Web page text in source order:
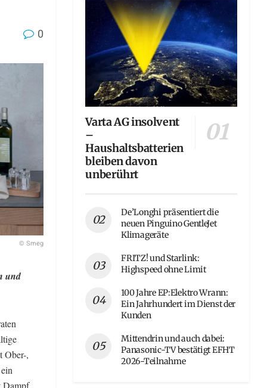
0
© Smeg
und
Ober-,
Varta AG insolvent
–
Haushaltsbatterien
bleiben davon
unberührt
De’Longhi präsentiert die
neuen Pinguino GentleJet
Klimageräte
FRITZ! und Starlink:
Highspeed ohne Limit
100 Jahre EP:Elektro Wrann:
Ein Jahrhundert im Dienst der
Kunden
Mittendrin und auch dabei:
Panasonic-TV bestätigt EFHT
2026-Teilnahme